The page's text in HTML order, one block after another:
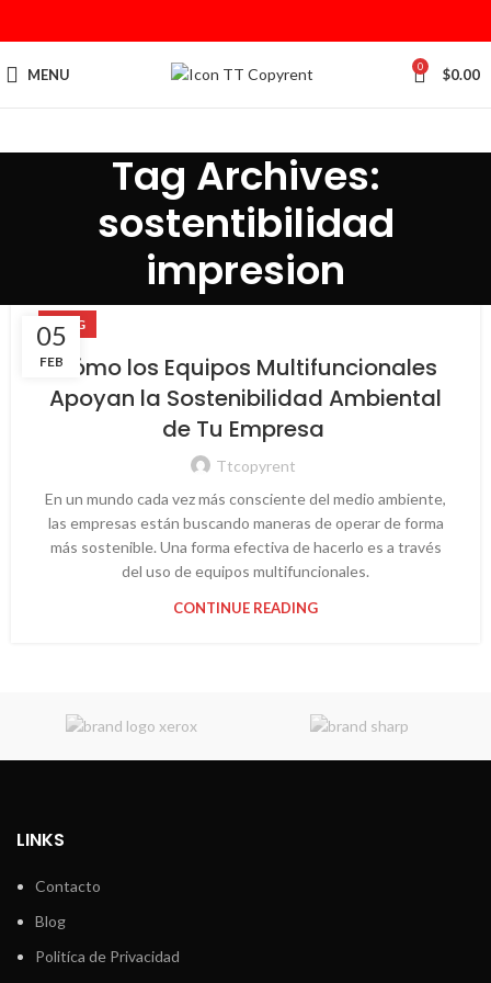
MENU 0 $0.00
Tag Archives:
sostentibilidad
impresion
05
FEB
BLOG
Cómo los Equipos Multifuncionales
Apoyan la Sostenibilidad Ambiental
de Tu Empresa
Ttcopyrent
En un mundo cada vez más consciente del medio ambiente,
las empresas están buscando maneras de operar de forma
más sostenible. Una forma efectiva de hacerlo es a través
del uso de equipos multifuncionales.
CONTINUE READING
LINKS
Contacto
Blog
Politíca de Privacidad